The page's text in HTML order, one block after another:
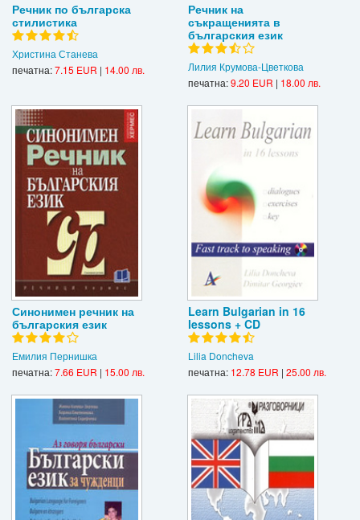
Речник по българска
стилистика
Христина Станева
печатна:7.15 EUR | 14.00 лв.
Речник на
съкращенията в
българския език
Лилия Крумова-Цветкова
печатна:9.20 EUR | 18.00 лв.
Синонимен речник на
българския език
Емилия Пернишка
печатна:7.66 EUR | 15.00 лв.
Learn Bulgarian in 16
lessons + CD
Lilia Doncheva
печатна: 12.78 EUR | 25.00 лв.